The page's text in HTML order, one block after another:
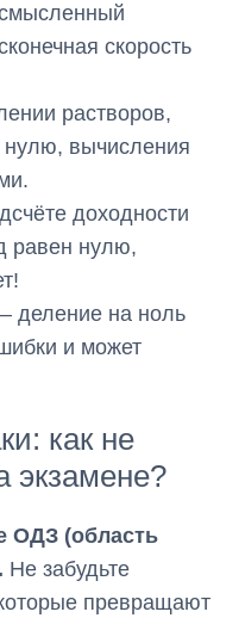
скорость
растворов,
нулю, вычисления
доходности
равен нулю,
деление на ноль
и может
как не
экзамене?
ОДЗ (область
Не забудьте
превращают